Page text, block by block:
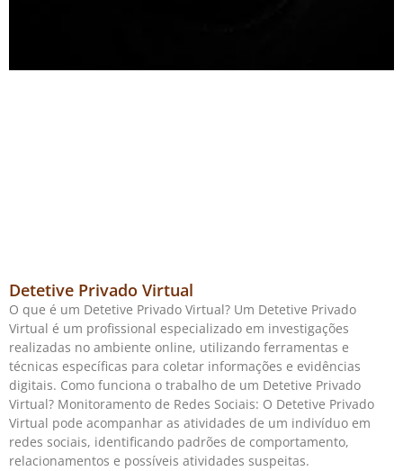
Detetive Privado Virtual
O que é um Detetive Privado Virtual? Um Detetive Privado
Virtual é um profissional especializado em investigações
realizadas no ambiente online, utilizando ferramentas e
técnicas específicas para coletar informações e evidências
digitais. Como funciona o trabalho de um Detetive Privado
Virtual? Monitoramento de Redes Sociais: O Detetive Privado
Virtual pode acompanhar as atividades de um indivíduo em
redes sociais, identificando padrões de comportamento,
relacionamentos e possíveis atividades suspeitas.